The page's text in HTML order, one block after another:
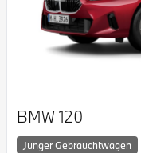
BMW 120
Junger Gebrauchtwagen